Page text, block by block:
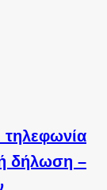
τηλεφωνία
δήλωση –